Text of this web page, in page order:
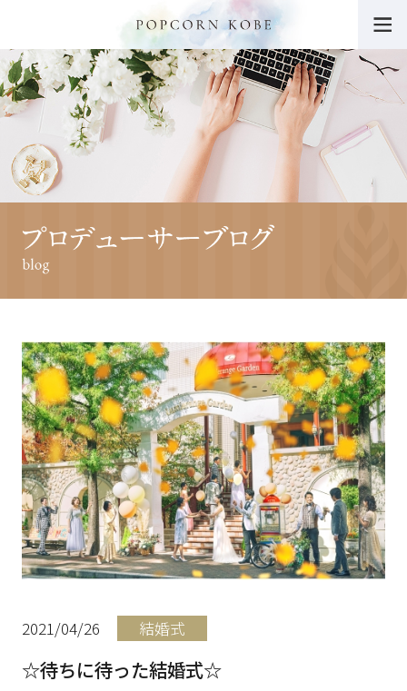
トップ
POPCORN KOBEの魅力
挙式・パーティー会場
ウエディングフェア
料金・プラン
挙式レポート・動画
施設紹介
ドレス
料理・ケーキ
卒花さんの声
ニュース一覧
よくあるご質問
チャリティー活動につ
いて
サイトマップ
2021/04/26 結婚式
☆待ちに待った結婚式☆